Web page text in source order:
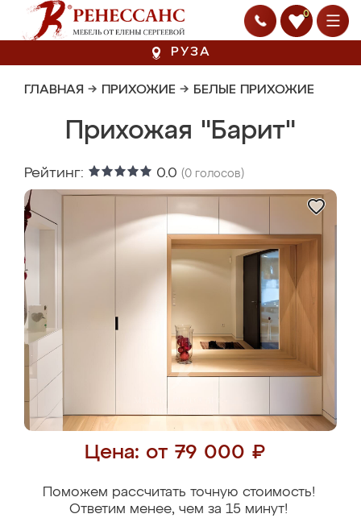
0
РУЗА
ГЛАВНАЯ → ПРИХОЖИЕ → БЕЛЫЕ ПРИХОЖИЕ
Прихожая "Барит"
Рейтинг: 0.0 (0 голосов)
Цена: от 79 000 ₽
Поможем рассчитать точную стоимость!
Ответим менее, чем за 15 минут!